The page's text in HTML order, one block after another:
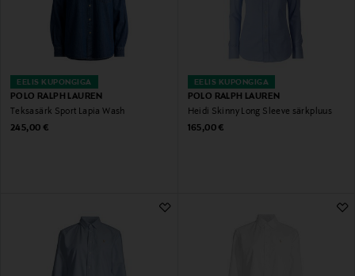
EELIS KUPONGIGA
POLO RALPH LAUREN
Teksasärk Sport Lapia Wash
Original Price
245,00 €
EELIS KUPONGIGA
POLO RALPH LAUREN
Heidi Skinny Long Sleeve särkpluus
Original Price
165,00 €